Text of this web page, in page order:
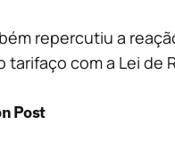
repercutiu a
tarifaço com a Lei de
Post